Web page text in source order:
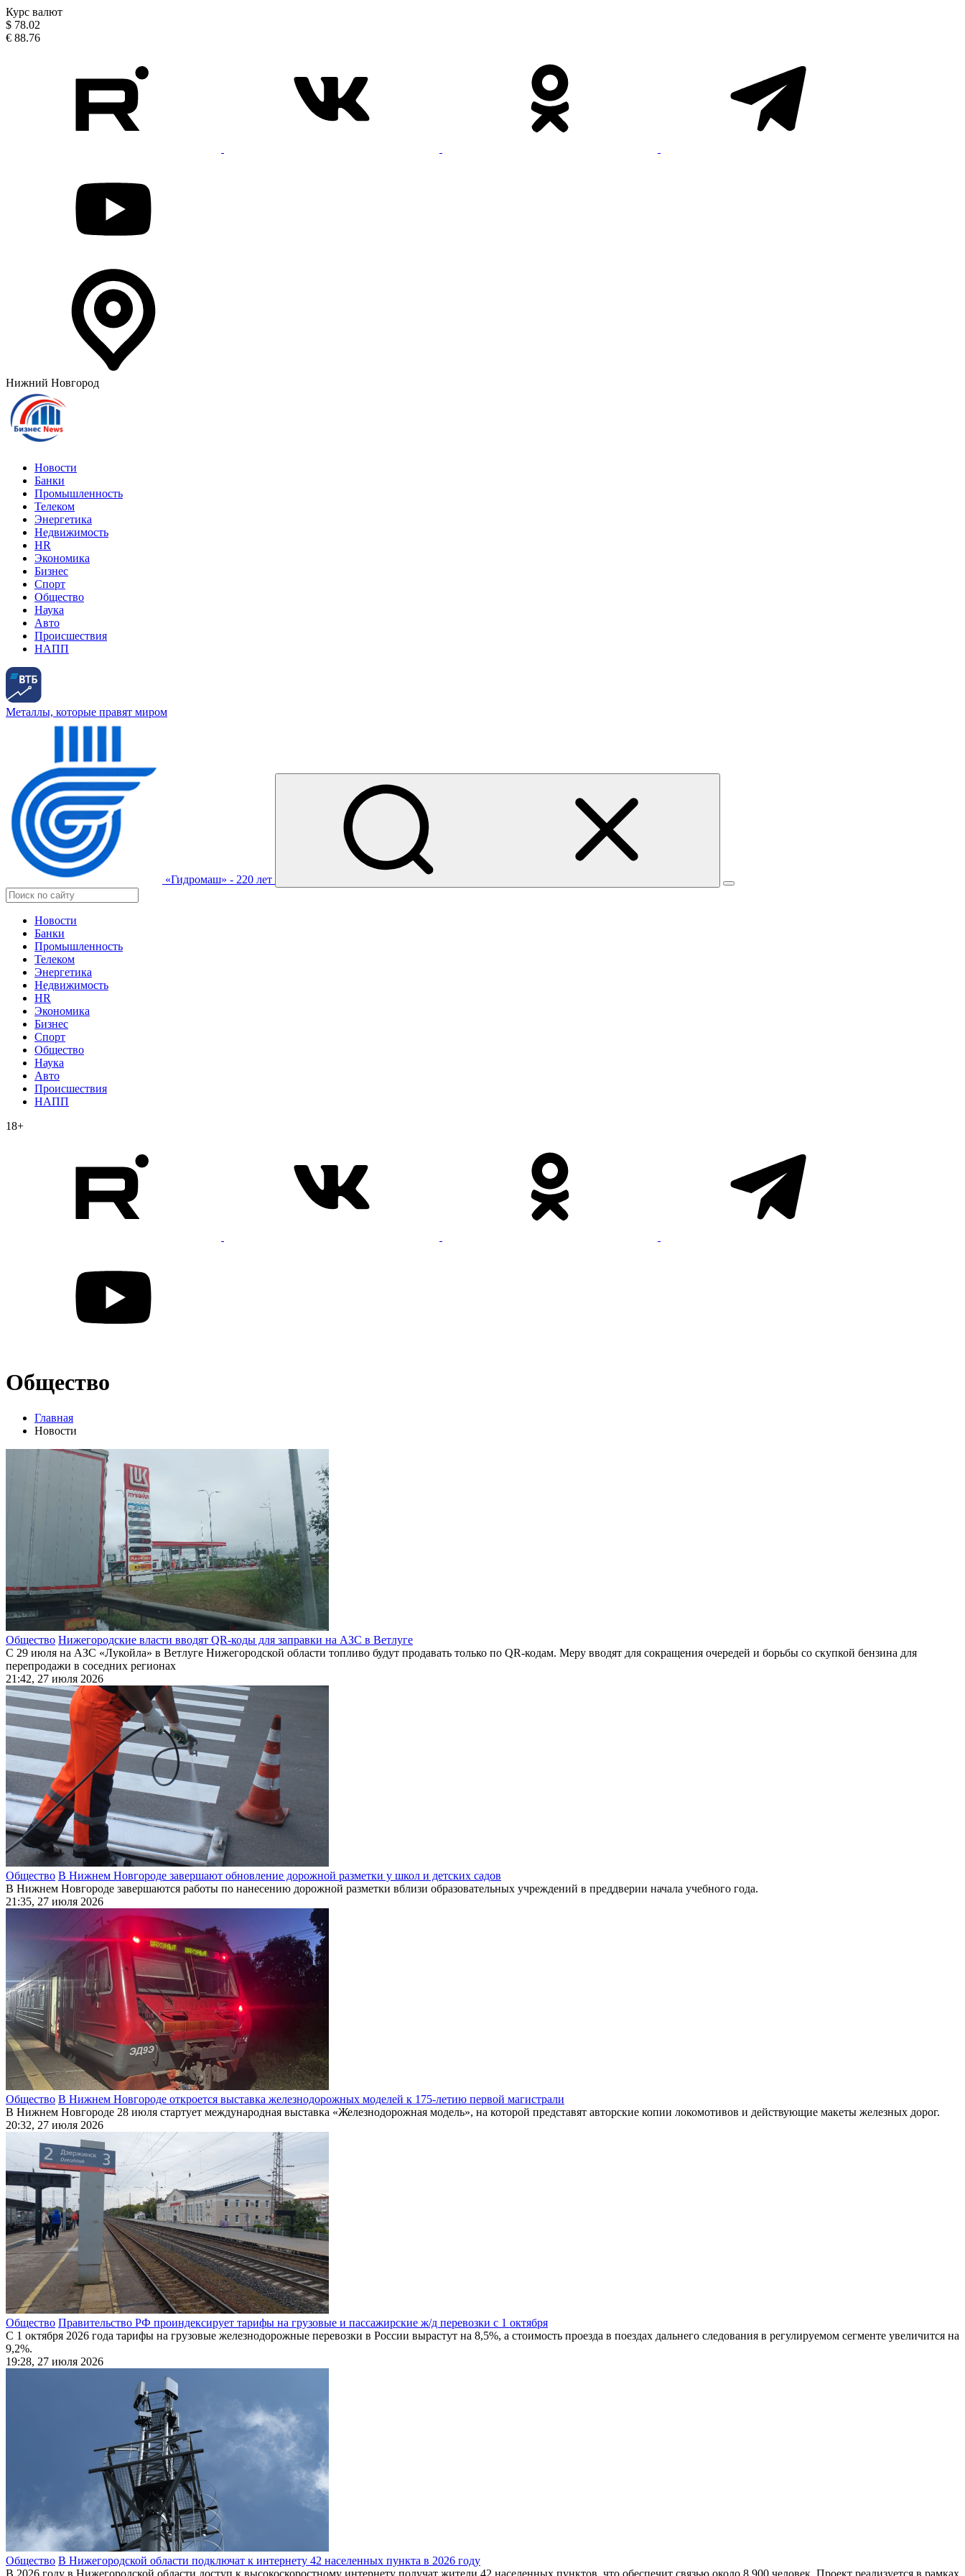
Курс валют
$ 78.02
€ 88.76
Нижний Новгород
Новости
Банки
Промышленность
Телеком
Энергетика
Недвижимость
HR
Экономика
Бизнес
Спорт
Общество
Наука
Авто
Происшествия
НАПП
Металлы, которые правят миром
«Гидромаш» - 220 лет
Новости
Банки
Промышленность
Телеком
Энергетика
Недвижимость
HR
Экономика
Бизнес
Спорт
Общество
Наука
Авто
Происшествия
НАПП
18+
Общество
Главная
Новости
Общество Нижегородские власти вводят QR-коды для заправки на АЗС в Ветлуге
С 29 июля на АЗС «Лукойла» в Ветлуге Нижегородской области топливо будут продавать только по QR-кодам. Меру вводят для сокращения очередей и борьбы со скупкой бензина для
перепродажи в соседних регионах
21:42, 27 июля 2026
Общество В Нижнем Новгороде завершают обновление дорожной разметки у школ и детских садов
В Нижнем Новгороде завершаются работы по нанесению дорожной разметки вблизи образовательных учреждений в преддверии начала учебного года.
21:35, 27 июля 2026
Общество В Нижнем Новгороде откроется выставка железнодорожных моделей к 175-летию первой магистрали
В Нижнем Новгороде 28 июля стартует международная выставка «Железнодорожная модель», на которой представят авторские копии локомотивов и действующие макеты железных дорог.
20:32, 27 июля 2026
Общество Правительство РФ проиндексирует тарифы на грузовые и пассажирские ж/д перевозки с 1 октября
С 1 октября 2026 года тарифы на грузовые железнодорожные перевозки в России вырастут на 8,5%, а стоимость проезда в поездах дальнего следования в регулируемом сегменте увеличится на
9,2%.
19:28, 27 июля 2026
Общество В Нижегородской области подключат к интернету 42 населенных пункта в 2026 году
В 2026 году в Нижегородской области доступ к высокоскоростному интернету получат жители 42 населенных пунктов, что обеспечит связью около 8 900 человек. Проект реализуется в рамках